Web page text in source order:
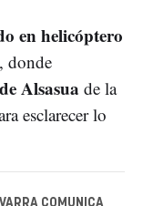
en helicóptero
donde
Alsasua de la
esclarecer lo